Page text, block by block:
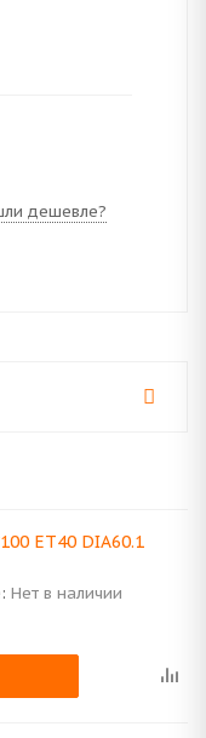
дешевле?
ET40 DIA60.1
Нет в наличии